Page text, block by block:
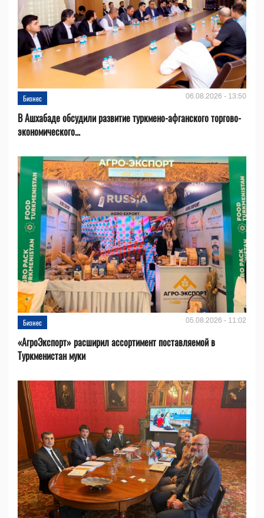
Бизнес 06.08.2026 - 13:50
В Ашхабаде обсудили развитие туркмено-афганского торгово-
экономического...
Бизнес 05.08.2026 - 11:02
«АгроЭкспорт» расширил ассортимент поставляемой в
Туркменистан муки